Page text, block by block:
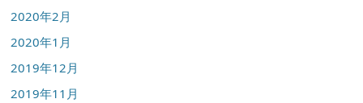
2020年2月
2020年1月
2019年12月
2019年11月